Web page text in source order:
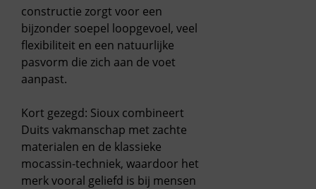
constructie zorgt voor een
bijzonder soepel loopgevoel, veel
flexibiliteit en een natuurlijke
pasvorm die zich aan de voet
aanpast.
Kort gezegd: Sioux combineert
Duits vakmanschap met zachte
materialen en de klassieke
mocassin-techniek, waardoor het
merk vooral geliefd is bij mensen